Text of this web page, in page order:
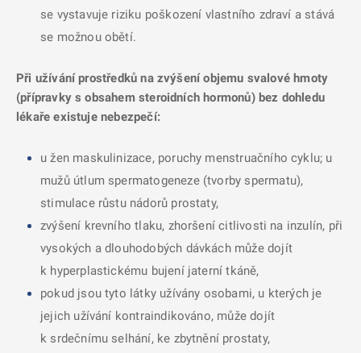
se vystavuje riziku poškození vlastního zdraví a stává
se možnou obětí.
Při užívání prostředků na zvýšení objemu svalové hmoty
(přípravky s obsahem steroidních hormonů) bez dohledu
lékaře existuje nebezpečí:
u žen maskulinizace, poruchy menstruačního cyklu; u
mužů útlum spermatogeneze (tvorby spermatu),
stimulace růstu nádorů prostaty,
zvýšení krevního tlaku, zhoršení citlivosti na inzulín, při
vysokých a dlouhodobých dávkách může dojít
k hyperplastickému bujení jaterní tkáně,
pokud jsou tyto látky užívány osobami, u kterých je
jejich užívání kontraindikováno, může dojít
k srdečnímu selhání, ke zbytnění prostaty,